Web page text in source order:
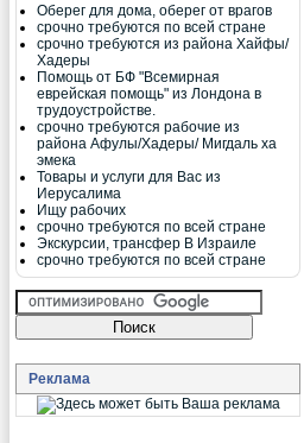
Оберег для дома, оберег от врагов
срочно требуются по всей стране
срочно требуются из района Хайфы/
Хадеры
Помощь от БФ "Всемирная
еврейская помощь" из Лондона в
трудоустройстве.
срочно требуются рабочие из
района Афулы/Хадеры/ Мигдаль ха
эмека
Товары и услуги для Вас из
Иерусалима
Ищу рабочих
срочно требуются по всей стране
Экскурсии, трансфер В Израиле
срочно требуются по всей стране
Реклама